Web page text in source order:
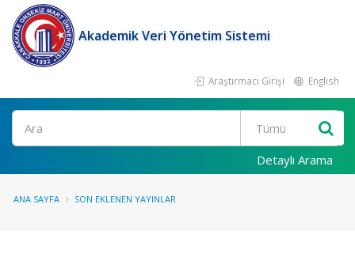
Akademik Veri Yönetim Sistemi
Araştırmacı Girişi English
Ara
Detaylı Arama
ANA SAYFA SON EKLENEN YAYINLAR